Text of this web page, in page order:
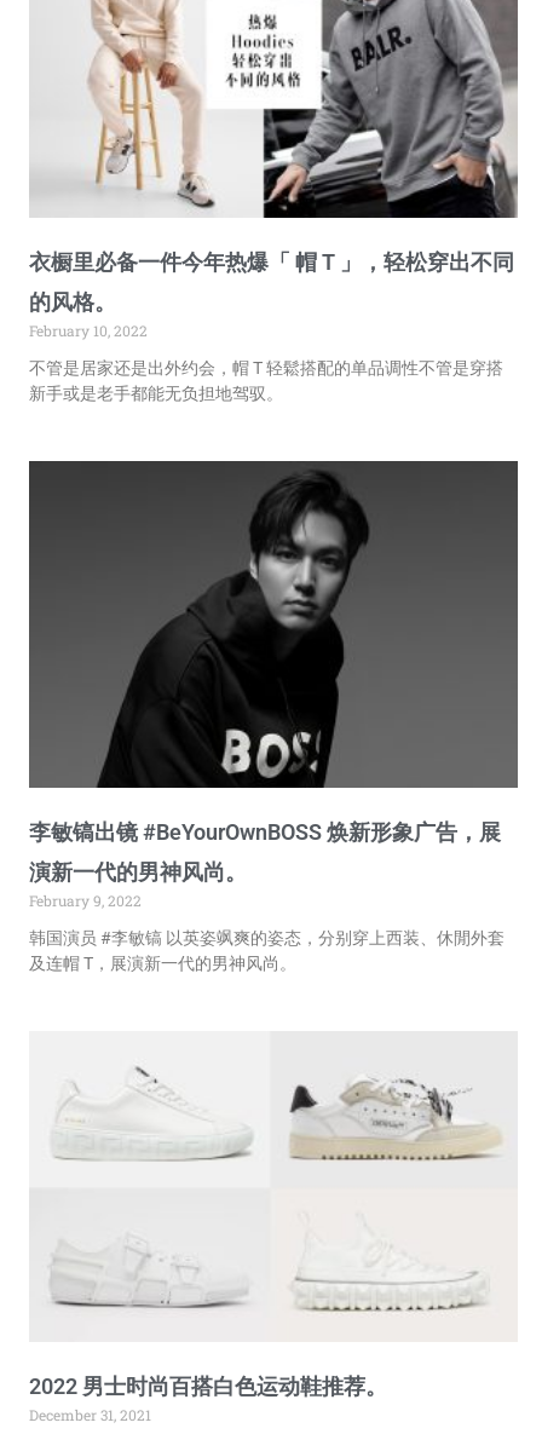
衣橱里必备一件今年热爆「 帽 T 」，轻松穿出不同
的风格。
February 10, 2022
不管是居家还是出外约会，帽 T 轻鬆搭配的单品调性不管是穿搭
新手或是老手都能无负担地驾驭。
李敏镐出镜 #BeYourOwnBOSS 焕新形象广告，展
演新一代的男神风尚。
February 9, 2022
韩国演员 #李敏镐 以英姿飒爽的姿态，分别穿上西装、休閒外套
及连帽 T，展演新一代的男神风尚。
2022 男士时尚百搭白色运动鞋推荐。
December 31, 2021